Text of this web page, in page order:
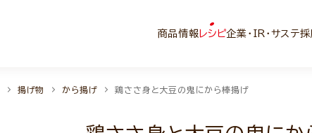
商品情報 レシピ企業・IR・サステ採
揚げ物 から揚げ 鶏ささ身と大豆の鬼にから棒揚げ